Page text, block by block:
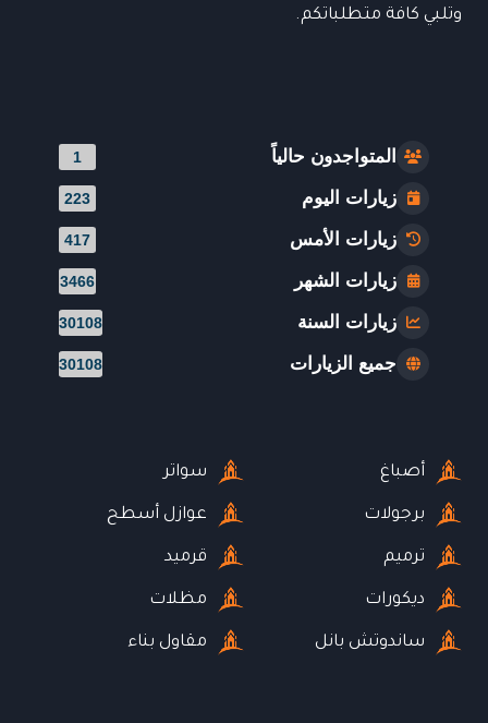
وتلبي كافة متطلباتكم.
المتواجدون حالياً 1
زيارات اليوم 223
زيارات الأمس 417
زيارات الشهر 3466
زيارات السنة 30108
جميع الزيارات 30108
أصباغ
برجولات
ترميم
ديكورات
ساندوتش بانل
سواتر
عوازل أسطح
قرميد
مظلات
مقاول بناء